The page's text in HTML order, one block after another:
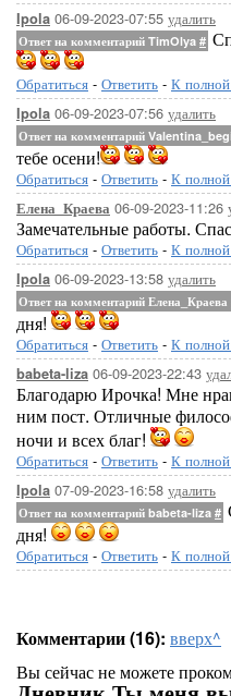
Ipola 06-09-2023-07:55 удалить
Ответ на комментарий TimOlya #
Обратиться - Ответить - К
Ipola 06-09-2023-07:56 удалить
Ответ на комментарий
тебе осени!
Обратиться - Ответить - К
Елена_Краева 06-09-2023-11:26
Замечательные работы.
Обратиться - Ответить - К
Ipola 06-09-2023-13:58 удалить
Ответ на комментарий Елена_Краева
дня!
Обратиться - Ответить - К
babeta-liza 06-09-2023-22:43
Благодарю Ирочка! Мне
ним пост. Отличные
ночи и всех благ!
Обратиться - Ответить - К
Ipola 07-09-2023-16:58 удалить
Ответ на комментарий babeta-liza #
дня!
Обратиться - Ответить - К
Комментарии (16): вверх^
Вы сейчас не можете